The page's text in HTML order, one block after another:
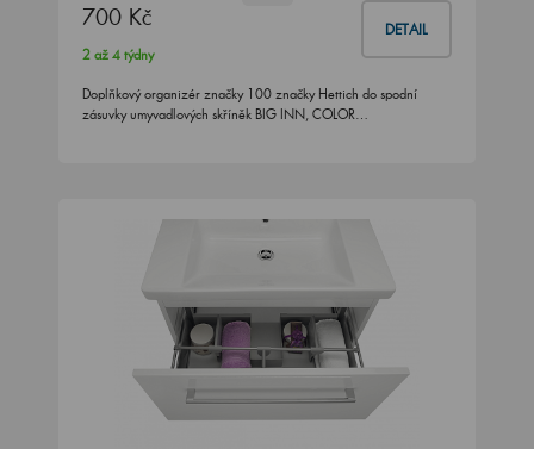
700 Kč DETAIL
2 až 4 týdny
Doplňkový organizér značky 100 značky Hettich do spodní
zásuvky umyvadlových skříněk BIG INN, COLOR…